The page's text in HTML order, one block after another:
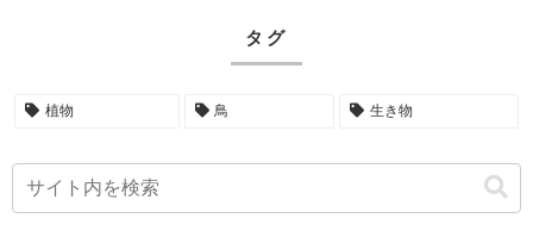
タグ
植物 鳥 生き物